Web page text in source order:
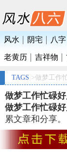
风水 阴宅 八字
老黄历 吉祥物
TAGS >做梦工作
做梦工作忙碌
做梦工作忙碌
累文章和分享。